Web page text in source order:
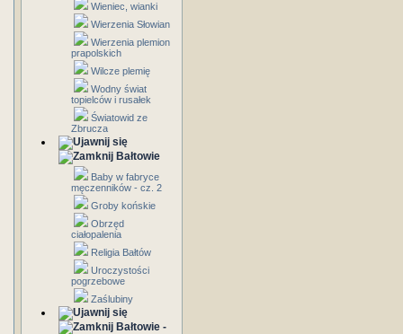
Wieniec, wianki
Wierzenia Słowian
Wierzenia plemion
prapolskich
Wilcze plemię
Wodny świat
topielców i rusałek
Światowid ze
Zbrucza
Bałtowie
Baby w fabryce
męczenników - cz. 2
Groby końskie
Obrzęd
ciałopalenia
Religia Bałtów
Uroczystości
pogrzebowe
Zaślubiny
Bałtowie -